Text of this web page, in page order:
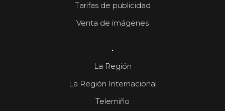
Tarifas de publicidad
Venta de imágenes
.
La Región
La Región Internacional
Telemiño